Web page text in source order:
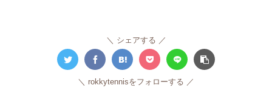
シェアする
rokkytennisをフォローする